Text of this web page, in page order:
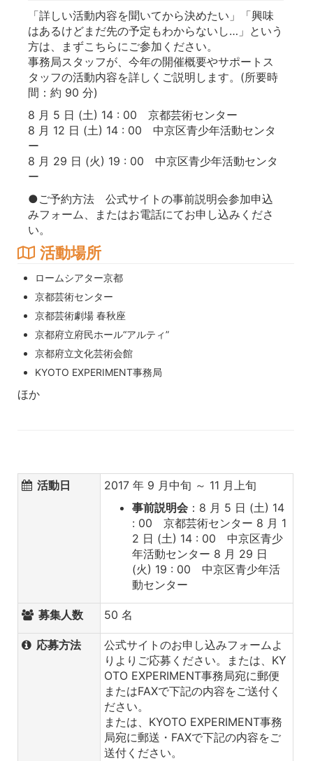
「詳しい活動内容を聞いてから決めたい」「興味
はあるけどまだ先の予定もわからないし…」という
方は、まずこちらにご参加ください。
事務局スタッフが、今年の開催概要やサポートス
タッフの活動内容を詳しくご説明します。(所要時
間：約 90 分)
8 月 5 日 (土) 14 : 00 京都芸術センター
8 月 12 日 (土) 14 : 00 中京区青少年活動センタ
ー
8 月 29 日 (火) 19 : 00 中京区青少年活動センタ
ー
●ご予約方法 公式サイトの事前説明会参加申込
みフォーム、またはお電話にてお申し込みくださ
い。
活動場所
ロームシアター京都
京都芸術センター
京都芸術劇場 春秋座
京都府立府民ホール“アルティ”
京都府立文化芸術会館
KYOTO EXPERIMENT事務局
ほか
活動日
2017 年 9 月中旬 ～ 11 月上旬
事前説明会 ：8 月 5 日 (土) 14
: 00 京都芸術センター 8 月 1
2 日 (土) 14 : 00 中京区青少
年活動センター 8 月 29 日
(火) 19 : 00 中京区青少年活
動センター
募集人数 50 名
応募方法
公式サイトのお申し込みフォームよ
りよりご応募ください。または、KY
OTO EXPERIMENT事務局宛に郵便
またはFAXで下記の内容をご送付く
ださい。
または、KYOTO EXPERIMENT事務
局宛に郵送・FAXで下記の内容をご
送付ください。